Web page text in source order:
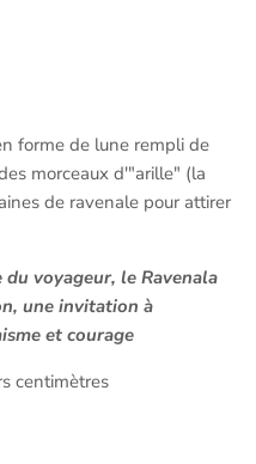
forme de lune rempli de
morceaux d'"arille" (la
de ravenale pour attirer
voyageur, le Ravenala
une invitation à
et courage
centimètres